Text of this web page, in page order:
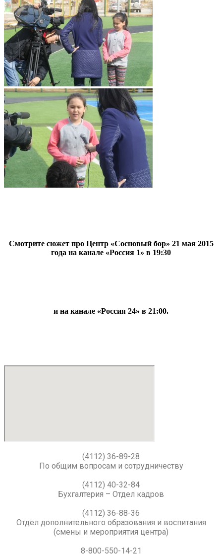
Смотрите сюжет про Центр «Сосновый бор» 21 мая 2015
года на канале «Россия 1» в 19:30
и на канале «Россия 24» в 21:00.
(4112) 36-89-28
По общим вопросам и сотрудничеству
(4112) 40-32-84
Бухгалтерия – Отдел кадров
(4112) 36-88-36
Отдел дополнительного образования и воспитания
(смены и мероприятия центра)
8-800-550-14-21